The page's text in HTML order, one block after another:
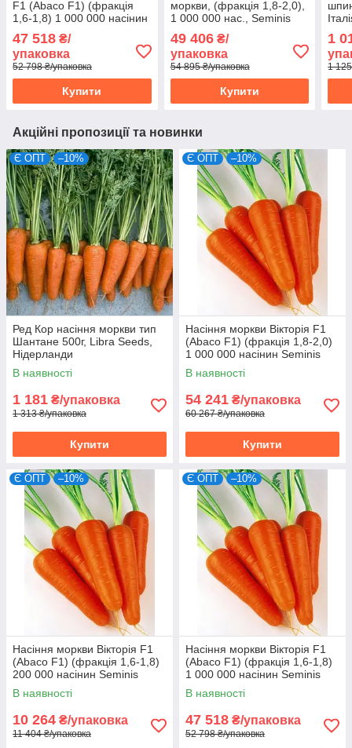
F1 (Abaco F1) (фракція
1,6-1,8) 1 000 000 насінин
Seminis (Голландія)
47 518 ₴/
упаковка
52 798 ₴/упаковка
Купити
моркви, (фракція 1,8-2,0),
1 000 000 нас., Seminis
(Голландія)
49 406₴/
упаковка
54 895 ₴/упаковка
Купити
1
1
Акційні пропозиції та новинки
Є ОПТ –10%
Ред Кор насіння моркви тип
Шантане 500г, Libra Seeds,
Нідерланди
В наявності
1 181 ₴/упаковка
1 313 ₴/упаковка
Купити
Є ОПТ –10%
Насіння моркви Вікторія F1
(Abaco F1) (фракція 1,8-2,0)
1 000 000 насінин Seminis
(Голландія)
В наявності
54 241 ₴/упаковка
60 267 ₴/упаковка
Купити
Є ОПТ –10%
Насіння моркви Вікторія F1
(Abaco F1) (фракція 1,6-1,8)
200 000 насінин Seminis
(Голландія)
В наявності
10 264 ₴/упаковка
11 404 ₴/упаковка
Є ОПТ –10%
Насіння моркви Вікторія F1
(Abaco F1) (фракція 1,6-1,8)
1 000 000 насінин Seminis
(Голландія)
В наявності
47 518 ₴/упаковка
52 798 ₴/упаковка